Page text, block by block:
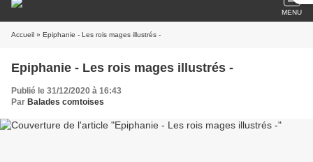
MENU
Accueil » Epiphanie - Les rois mages illustrés -
Epiphanie - Les rois mages illustrés -
Publié le 31/12/2020 à 16:43
Par Balades comtoises